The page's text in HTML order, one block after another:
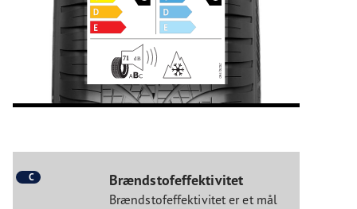
C Brændstofeffektivitet
Brændstofeffektivitet er et mål